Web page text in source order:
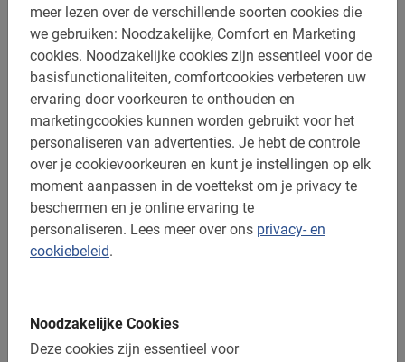
meer lezen over de verschillende soorten cookies die
we gebruiken: Noodzakelijke, Comfort en Marketing
cookies. Noodzakelijke cookies zijn essentieel voor de
basisfunctionaliteiten, comfortcookies verbeteren uw
ervaring door voorkeuren te onthouden en
marketingcookies kunnen worden gebruikt voor het
personaliseren van advertenties. Je hebt de controle
over je cookievoorkeuren en kunt je instellingen op elk
moment aanpassen in de voettekst om je privacy te
beschermen en je online ervaring te
personaliseren. Lees meer over ons privacy- en
cookiebeleid.
Noodzakelijke Cookies
Deze cookies zijn essentieel voor
Fietsen huren in Marbella
Kies voor losse fietsverhuur en ontdek Marbella op je eigen
tempo. Ideaal om de stad te ontdekken.
4.6 (22)
V.a. € 5,-
Heel goed